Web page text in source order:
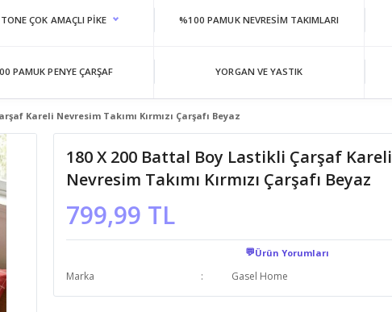
ÇOK AMAÇLI PIKE %100 PAMUK NEVRESIM TAKIMLARI
PAMUK PENYE ÇARŞAF YORGAN VE YASTIK
Kareli Nevresim Takımı Kırmızı Çarşafı Beyaz
180 X 200 Battal Boy Lastikli Çarşaf Kareli
Nevresim Takımı Kırmızı Çarşafı Beyaz
799,99 TL
💬Ürün Yorumları
Marka Gasel Home